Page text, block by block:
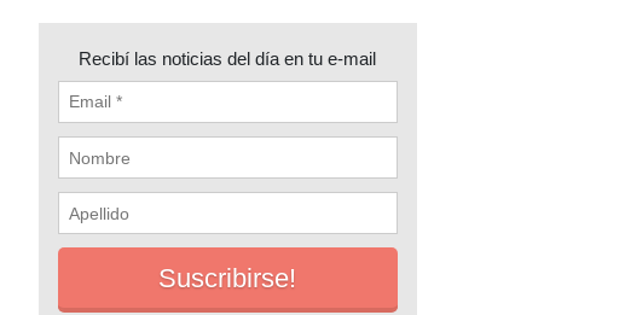
Recibí las noticias del día en tu e-mail